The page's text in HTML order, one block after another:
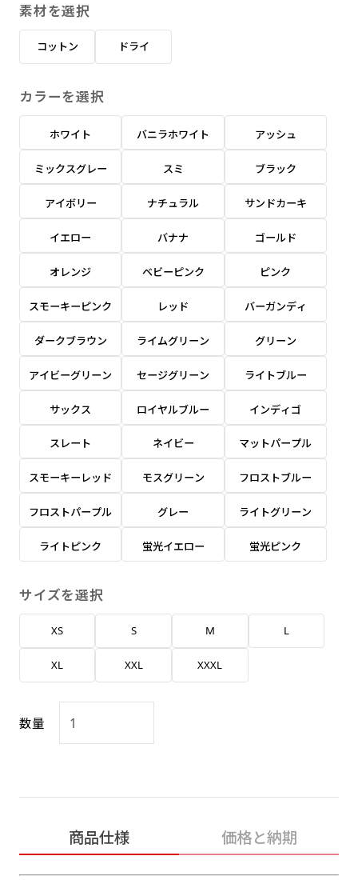
素材を選択
コットン ドライ
カラーを選択
ホワイト バニラホワイト アッシュ
ミックスグレー スミ ブラック
アイボリー ナチュラル サンドカーキ
イエロー バナナ ゴールド
オレンジ ベビーピンク ピンク
スモーキーピンク レッド バーガンディ
ダークブラウン ライムグリーン グリーン
アイビーグリーン セージグリーン ライトブルー
サックス ロイヤルブルー インディゴ
スレート ネイビー マットパープル
スモーキーレッド モスグリーン フロストブルー
フロストパープル グレー ライトグリーン
ライトピンク 蛍光イエロー 蛍光ピンク
サイズを選択
XS S M L
XL XXL XXXL
数量
商品仕様 価格と納期
入稿（AI／PSD）
購入時の案内に沿って入稿してください。［
入稿（AI／PSD）（要画像確認）［ +298円
］
弊社よりJPG画像をお送りします。ご確認のお
返事を頂いたあとに製作開始いたします。
デザイン依頼［ +3,998円 ］
イルまたは、文章でお知らせください。
文字だけのぼり［ +1,298円 ］
ご購入時の案内に沿って、文字をご指定くだ
さい。
文字だけのぼり（要画像確認）［ +1,598円
弊社よりJPG画像をお送りします。ご確認のお
返事を頂いたあとに製作開始いたします。
名入れ［+999円］
文字のみの名入れが可能です。
名入れ（要画像確認）［+1,298円］
弊社よりJPG画像をお送りします。ご確認のお
返事を頂いたあとに製作開始いたします。
ロゴ有り名入れ［ +1,498円］
ご購入時の案内にそって、デザイン画のファ
イルまたは、文章でお知らせください。
ロゴ有り名入れ（要画像確認）［ +1,798
円］
弊社よりJPG画像をお送りします。ご確認のお
返事を頂いたあとに製作開始いたします。
デザインの色や文字等が変更いただけます。
スリム(45x180)
飾る場所に対して、標準サイズでは大きすぎると
感じる場合や、立てる本数を増やしたい場合はこ
ちらです。
幅が15cm 狭くなっておりスリムな印象を受けま
す。
コンパクト(45x150)
あまり一般的でないサイズですが最近、注文が増
コンビニさんなどで多いです。 お店の外観の邪魔
になりづらく、狭い範囲で沢山飾れます。
魔になりにくいのがポイントです。ハーフ用のポ
ールが必要です。
台座タイプ・吸盤タイプ・クリップタイプがござ
います。レジカウンターや商品棚にぴったりで
スリム(180x45)
飾る場所に対して、標準サイズでは大きすぎると
感じる場合や、立てる本数を増やしたい場合はこ
ちらです。
幅が15cm 狭くなっておりスリムな印象を受けま
す。
コンパクト(150x45)
あまり一般的でないサイズですが最近、注文が増
コンビニさんなどで多いです。 お店の外観の邪魔
になりづらく、狭い範囲で沢山飾れます。
店内用です。お客さんの歩行や陳列した商品の邪
魔になりにくいのがポイントです。ハーフ用のポ
ールが必要です。
台座タイプ・吸盤タイプ・クリップタイプがござ
います。レジカウンターや商品棚にぴったりで
チチ無し
上左チチと
上右チチと
左棒袋縫い
右棒袋縫い
（上と右）
上棒袋縫い
（上のみ）
上下棒袋縫い
（上と下）
タペストリー
加工
※パイプ紐付き
その他
※備考欄に要望をお書きください
Aバナー用チチ
（上2下2）
ハトメ四隅
ハトメ上4つ
（+1営業日）
ハトメ上下4つ
（+1営業日）
上棒袋縫い
（上のみ）
（上のみ） その他
※備考欄に要望をお書きください
1本（2分割）の場合だと
文字の間にスリットが入ります